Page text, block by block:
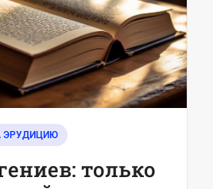
ЭРУДИЦИЮ
только